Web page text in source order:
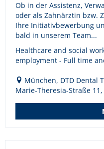
Ob in der Assistenz,
oder als Zahnärztin bzw.
Ihre Initiativbewerbung
bald in unserem Team...
Healthcare and social
employment - Full time
München, DTD Dental
Marie-Theresia-Straße